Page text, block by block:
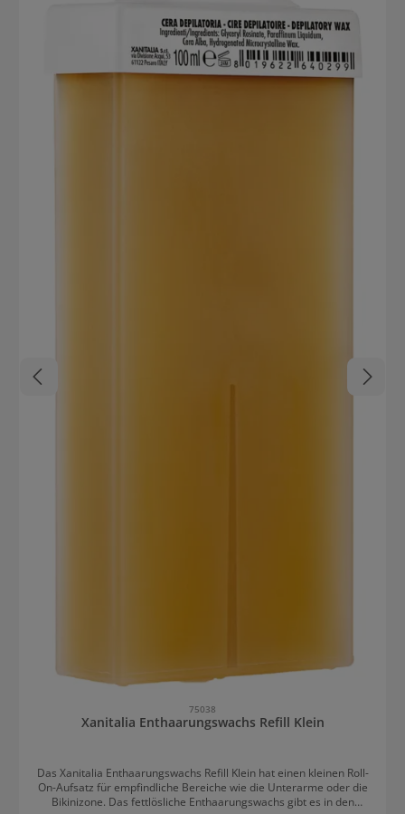
75038
Xanitalia Enthaarungswachs Refill Klein
Das Xanitalia Enthaarungswachs Refill Klein hat einen kleinen Roll-
On-Aufsatz für empfindliche Bereiche wie die Unterarme oder die
Bikinizone. Das fettlösliche Enthaarungswachs gibt es in den